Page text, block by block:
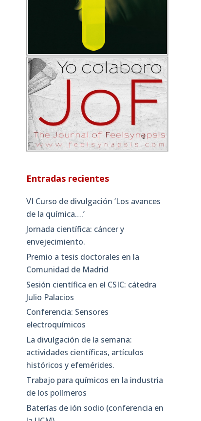
Entradas recientes
VI Curso de divulgación ‘Los avances
de la química….’
Jornada científica: cáncer y
envejecimiento.
Premio a tesis doctorales en la
Comunidad de Madrid
Sesión científica en el CSIC: cátedra
Julio Palacios
Conferencia: Sensores
electroquímicos
La divulgación de la semana:
actividades científicas, artículos
históricos y efemérides.
Trabajo para químicos en la industria
de los polímeros
Baterías de ión sodio (conferencia en